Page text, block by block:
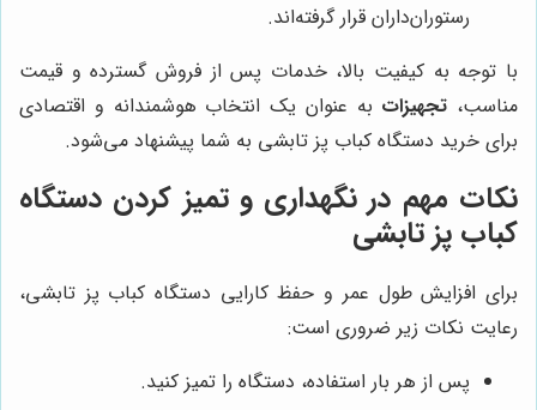
رستوران‌داران قرار گرفته‌اند.
با توجه به کیفیت بالا، خدمات پس از فروش گسترده و قیمت
مناسب، تجهیزات به عنوان یک انتخاب هوشمندانه و اقتصادی
برای خرید دستگاه کباب پز تابشی به شما پیشنهاد می‌شود.
نکات مهم در نگهداری و تمیز کردن دستگاه
کباب پز تابشی
برای افزایش طول عمر و حفظ کارایی دستگاه کباب پز تابشی،
رعایت نکات زیر ضروری است:
پس از هر بار استفاده، دستگاه را تمیز کنید.